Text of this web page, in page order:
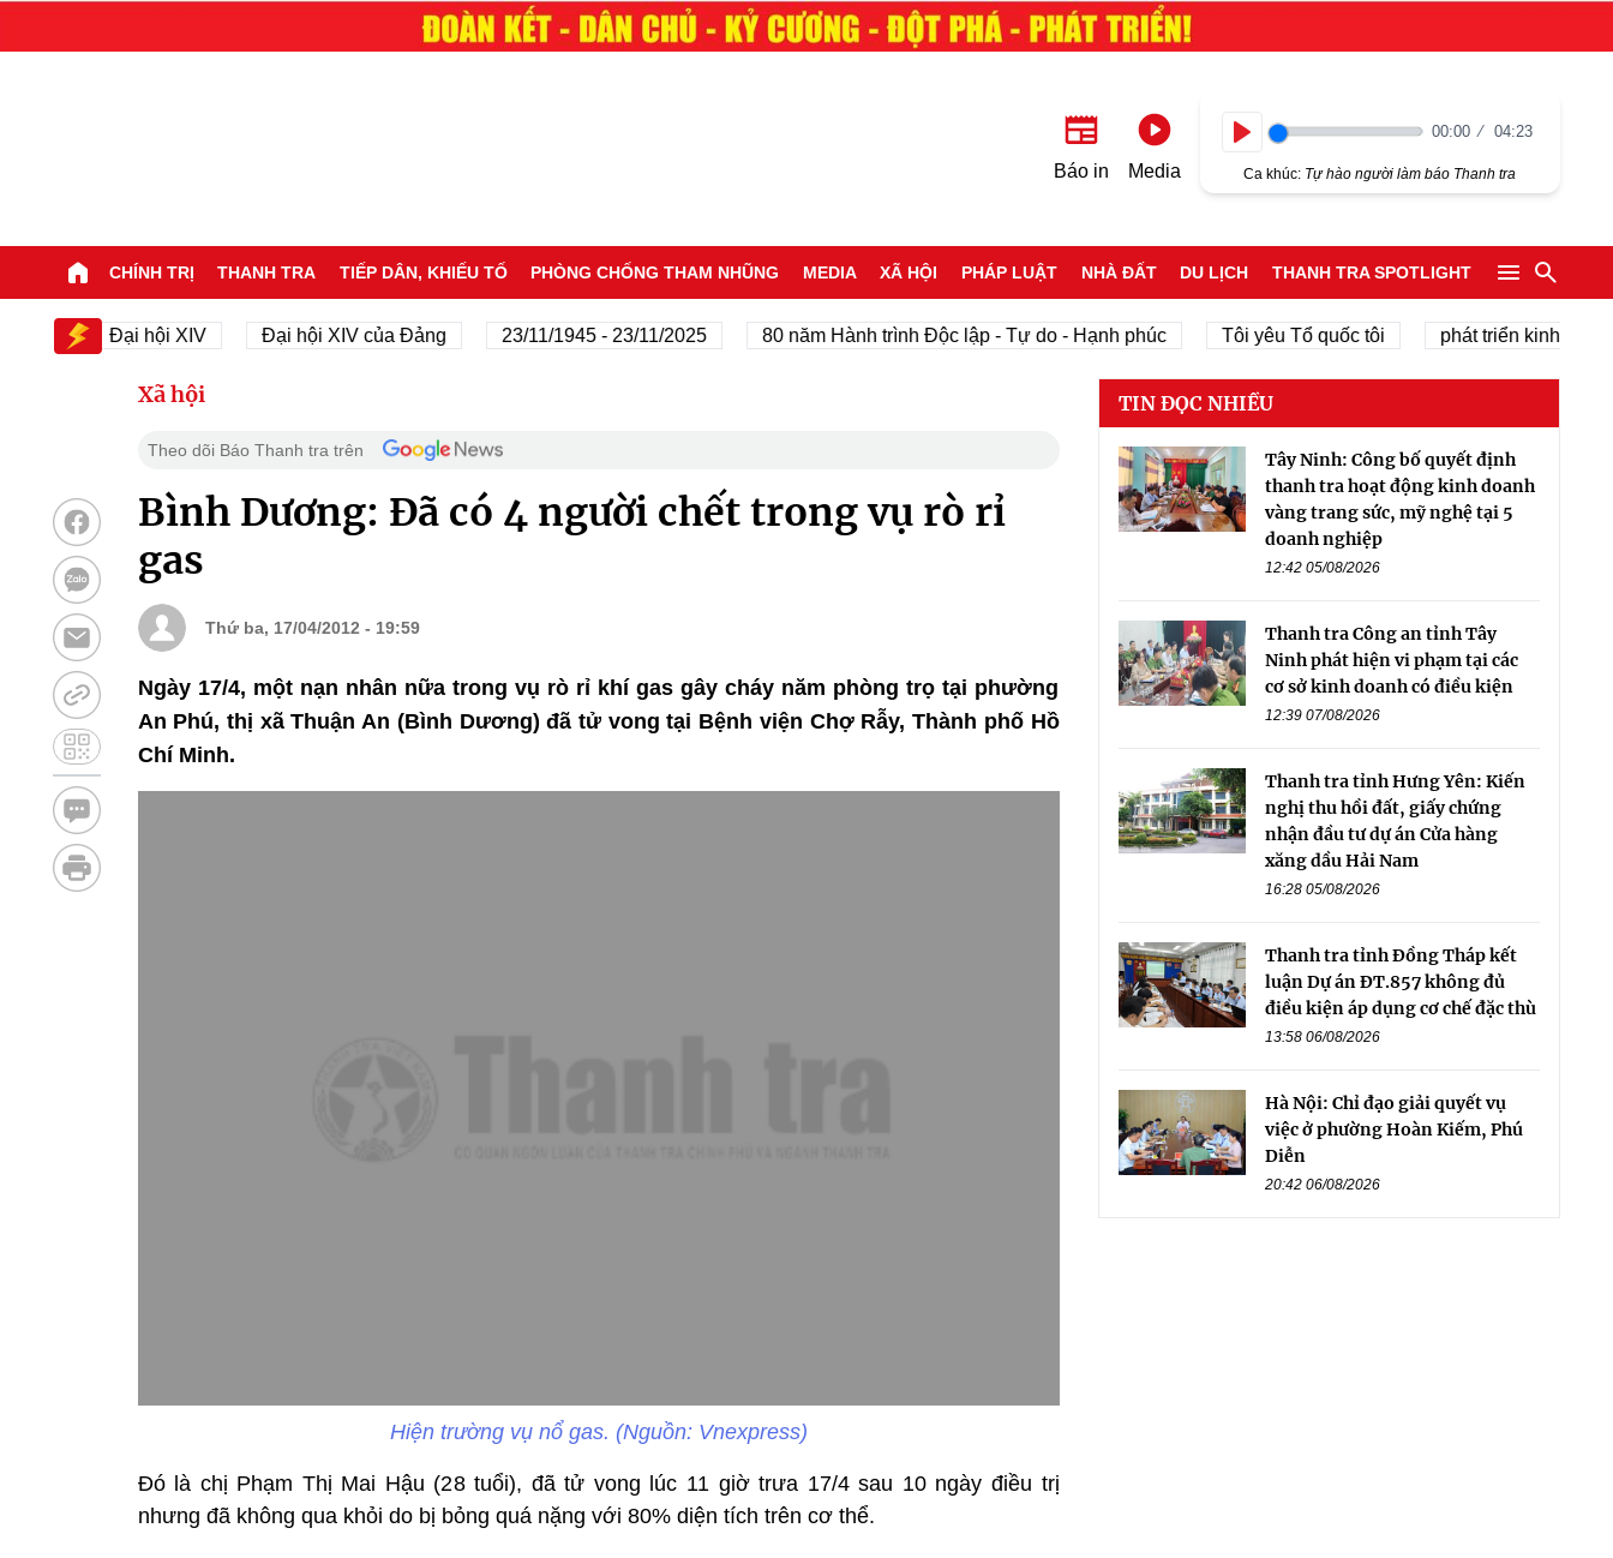
Báo in Media
00:00 04:23
Ca khúc: Tự hào người làm báo Thanh tra
CHÍNH TRỊ THANH TRA TIẾP DÂN, KHIẾU TỐ PHÒNG CHỐNG THAM NHŨNG MEDIA XÃ HỘI PHÁP LUẬT NHÀ ĐẤT DU LỊCH THANH TRA SPOTLIGHT
Đại hội XIV Đại hội XIV của Đảng 23/11/1945 - 23/11/2025 80 năm Hành trình Độc lập - Tự do - Hạnh phúc Tôi yêu Tổ quốc tôi phát triển kinh tế tư nhân
Xã hội
Theo dõi Báo Thanh tra trên
Bình Dương: Đã có 4 người chết trong vụ rò rỉ
gas
Thứ ba, 17/04/2012 - 19:59
Ngày 17/4, một nạn nhân nữa trong vụ rò rỉ khí gas gây cháy năm phòng trọ tại phường
An Phú, thị xã Thuận An (Bình Dương) đã tử vong tại Bệnh viện Chợ Rẫy, Thành phố Hồ
Chí Minh.
Hiện trường vụ nổ gas. (Nguồn: Vnexpress)
Đó là chị Phạm Thị Mai Hậu (28 tuổi), đã tử vong lúc 11 giờ trưa 17/4 sau 10 ngày điều trị
nhưng đã không qua khỏi do bị bỏng quá nặng với 80% diện tích trên cơ thể.
TIN ĐỌC NHIỀU
Tây Ninh: Công bố quyết định
thanh tra hoạt động kinh doanh
vàng trang sức, mỹ nghệ tại 5
doanh nghiệp
12:42 05/08/2026
Thanh tra Công an tỉnh Tây
Ninh phát hiện vi phạm tại các
cơ sở kinh doanh có điều kiện
12:39 07/08/2026
Thanh tra tỉnh Hưng Yên: Kiến
nghị thu hồi đất, giấy chứng
nhận đầu tư dự án Cửa hàng
xăng dầu Hải Nam
16:28 05/08/2026
Thanh tra tỉnh Đồng Tháp kết
luận Dự án ĐT.857 không đủ
điều kiện áp dụng cơ chế đặc thù
13:58 06/08/2026
Hà Nội: Chỉ đạo giải quyết vụ
việc ở phường Hoàn Kiếm, Phú
Diễn
20:42 06/08/2026